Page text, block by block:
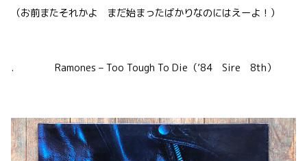
（お前またそれかよ まだ始まったばかりなのにはえーよ！）
. Ramones – Too Tough To Die（’84 Sire 8th）